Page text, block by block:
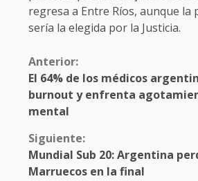
regresa a Entre Ríos, aunque la
sería la elegida por la Justicia.
Anterior:
El 64% de los médicos
burnout y enfrenta
mental
Siguiente:
Mundial Sub 20: Argentina
Marruecos en la final